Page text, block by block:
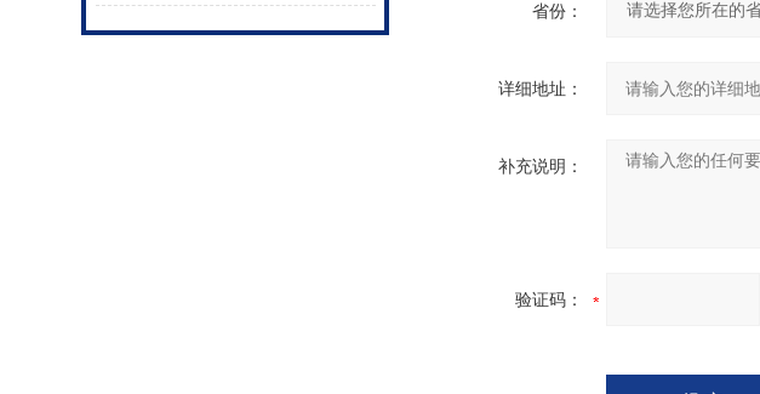
省份：
详细地址：
补充说明：
验证码：